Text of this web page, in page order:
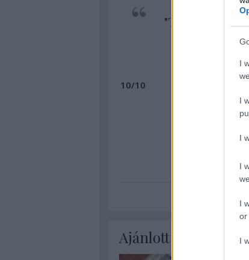
I
I
I
I
I
or
I
"That's why
hardest
10/10
Ajánlott